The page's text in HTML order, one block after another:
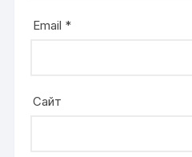
Email *
Сайт